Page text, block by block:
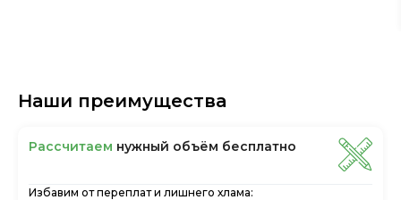
Наши преимущества
Рассчитаем нужный объём бесплатно
Избавим от переплат и лишнего хлама: